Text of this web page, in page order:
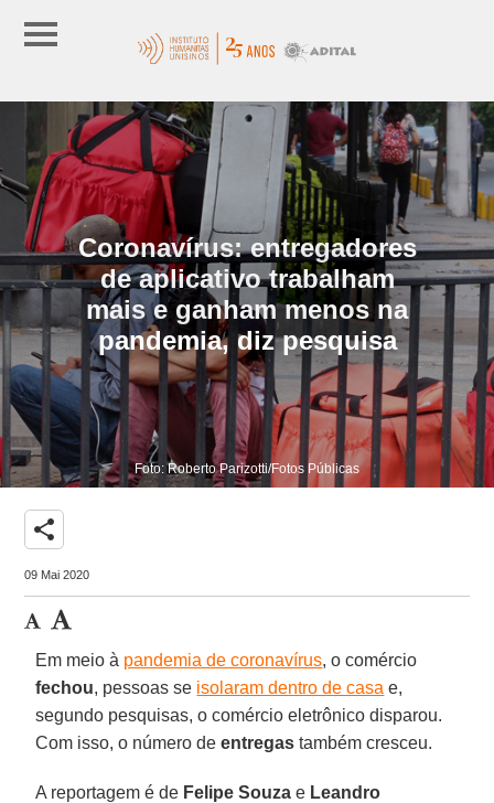
Coronavírus: entregadores
de aplicativo trabalham
mais e ganham menos na
pandemia, diz pesquisa
Foto: Roberto Parizotti/Fotos Públicas
share
09 Mai 2020
Em meio à pandemia de coronavírus, o comércio
fechou, pessoas se isolaram dentro de casa e,
segundo pesquisas, o comércio eletrônico disparou.
Com isso, o número deentregas também cresceu.
A reportagem é de Felipe Souza e Leandro